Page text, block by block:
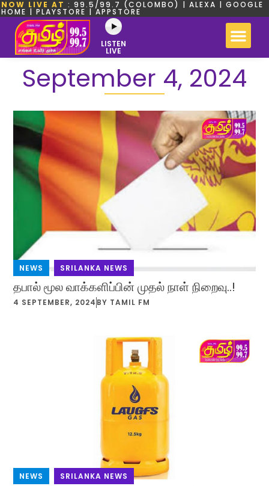
NOW LIVE AT : 99.5/99.7 (COLOMBO) | ALEXA | GOOGLE
HOME | PLAYSTORE | APPSTORE
LISTEN
LIVE
September 4, 2024
NEWS , SRILANKA NEWS
தபால் மூல வாக்களிப்பின் முதல் நாள் நிறைவு..!
4 SEPTEMBER, 2024 BY TAMIL FM
NEWS SRILANKA NEWS